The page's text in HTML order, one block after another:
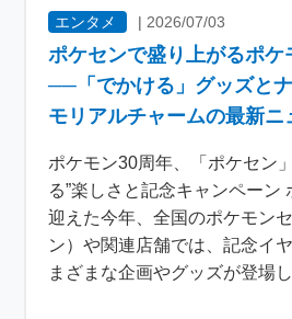
エンタメ | 2026/07/03
ポケセンで盛り上がるポケ
──「でかける」グッズと
モリアルチャームの最新ニ
ポケモン30周年、「ポケセン
る”楽しさと記念キャンペーン
迎えた今年、全国のポケモン
ン）や関連店舗では、記念イ
まざまな企画やグッズが登場